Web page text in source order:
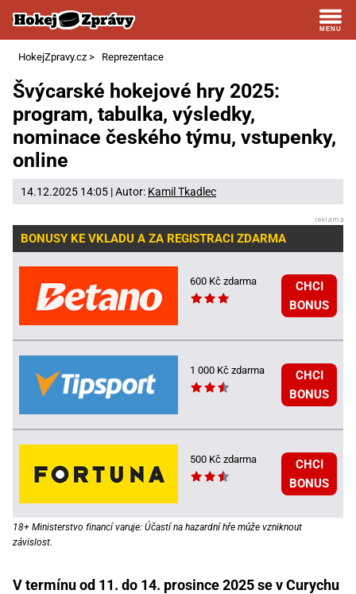
HokejZpravy.cz > Reprezentace
Švýcarské hokejové hry 2025:
program, tabulka, výsledky,
nominace českého týmu, vstupenky,
online
14.12.2025 14:05 | Autor: Kamil Tkadlec
BONUSY KE VKLADU A ZA REGISTRACI ZDARMA
600 Kč zdarma
CHCI
BONUS
1 000 Kč zdarma
CHCI
BONUS
500 Kč zdarma
CHCI
BONUS
18+ Ministerstvo financí varuje: Účastí na hazardní hře může vzniknout
závislost.
V termínu od 11. do 14. prosince 2025 se v Curychu